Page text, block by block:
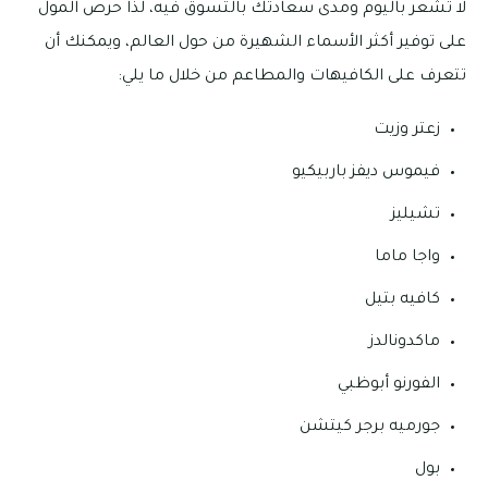
لا تشعر باليوم ومدى سعادتك بالتسوق فيه، لذا حرص المول
على توفير أكثر الأسماء الشهيرة من حول العالم، ويمكنك أن
تتعرف على الكافيهات والمطاعم من خلال ما يلي:
زعتر وزيت
فيموس ديفز باربيكيو
تشيليز
واجا ماما
كافيه بتيل
ماكدونالدز
الفورنو أبوظبي
جورميه برجر كيتشن
بول